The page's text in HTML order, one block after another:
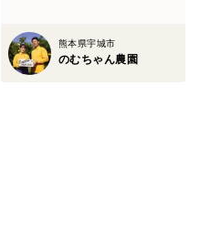
熊本県宇城市
のむちゃん農園